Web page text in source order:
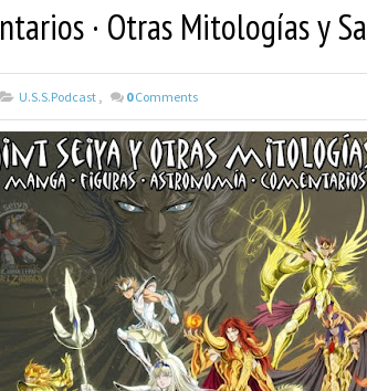
· Otras Mitologías y
U.S.S.Podcast , 0 Comments